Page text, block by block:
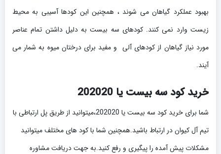
بهبود عملکرد گیاهان می شوند ، همچنین این کودها آسیبی به محیط
زیست وارد نمی کنند. کودهای سه بیست به دلیل داشتن تمام عناصر
مورد نیاز گیاهان از کودهای آلی و مفید برای درختان میوه به شمار می
آیند.
خرید کود سه بیست یا 202020
شما برای خرید کود سه بیست یا 202020،میتوانید از طریق پل ارتباطی با
تیم آل کیوان در ارتباط باشید.همچنین شما با کود های مختلف میتوانید
مشکلات پیش آمده را پیگیری و رفع کنید.به جهت دریافت مشاوره